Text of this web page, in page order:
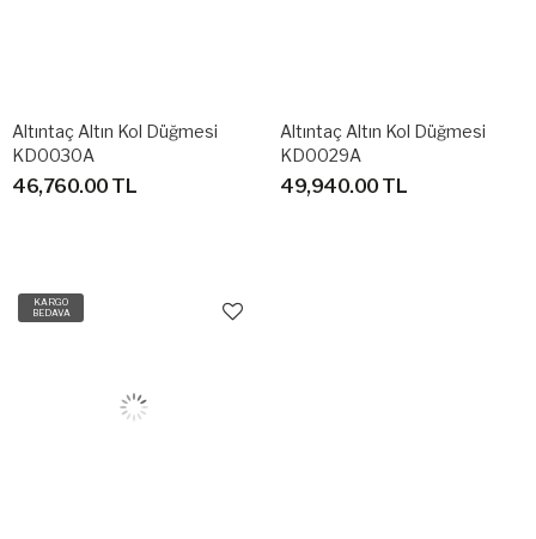
Altıntaç Altın Kol Düğmesi
KD0030A
46,760.00 TL
Altıntaç Altın Kol Düğmesi
KD0029A
49,940.00 TL
KARGO
BEDAVA